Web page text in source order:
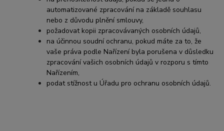
automatizované zpracování na základě souhlasu
nebo z důvodu plnění smlouvy,
požadovat kopii zpracovávaných osobních údajů,
na účinnou soudní ochranu, pokud máte za to, že
vaše práva podle Nařízení byla porušena v důsledku
zpracování vašich osobních údajů v rozporu s tímto
Nařízením,
podat stížnost u Úřadu pro ochranu osobních údajů.